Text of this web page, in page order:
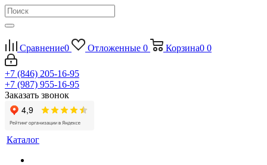
Сравнение0 Отложенные 0 Корзина0 0
+7 (846) 205-16-95
+7 (987) 955-16-95
Заказать звонок
Каталог